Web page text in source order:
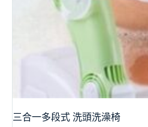
三合一多段式 洗頭洗澡椅